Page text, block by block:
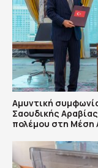
Αμυντική
Σαουδικής
πολέμου στη Μέση